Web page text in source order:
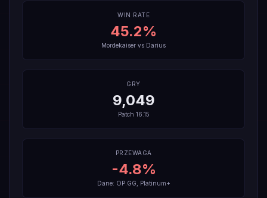
WIN RATE
45.2%
Mordekaiser vs Darius
GRY
9,049
Patch 16.15
PRZEWAGA
-4.8%
Dane: OP.GG, Platinum+